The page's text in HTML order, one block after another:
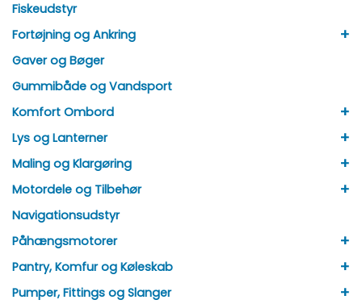
Fiskeudstyr
Fortøjning og Ankring
+
Gaver og Bøger
Gummibåde og Vandsport
Komfort Ombord
+
Lys og Lanterner +
Maling og Klargøring +
Motordele og Tilbehør +
Navigationsudstyr
Påhængsmotorer
+
Pantry, Komfur og Køleskab +
Pumper, Fittings og Slanger +